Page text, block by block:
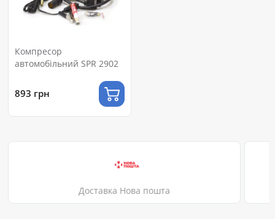
Компресор
автомобільний SPR 2902
893 грн
Доставка Нова пошта